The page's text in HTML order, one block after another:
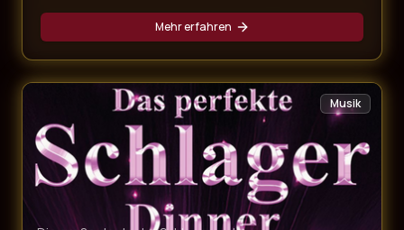
Show voller Nostalgie, Glamour und unvergesslicher
Musik! Unsere ABBA Dinner Show kombiniert ein
exklusives mehrgängiges Menü mit einer
atemberaubenden Live-Performance der größten
ABBA-Hits – ein Abend, der alle Sinne begeistert.
Mehr erfahren
Musik